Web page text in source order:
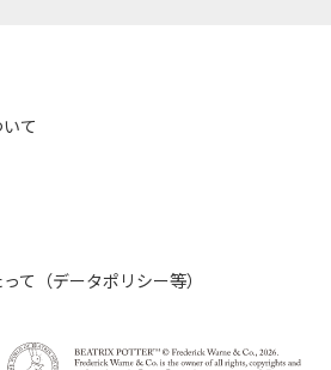
て
て（データポリシー等）